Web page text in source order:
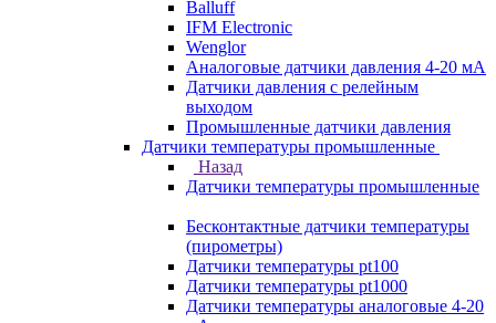
Balluff
IFM Electronic
Wenglor
Аналоговые датчики давления 4-20 мА
Датчики давления с релейным
выходом
Промышленные датчики давления
Датчики температуры промышленные
Назад
Датчики температуры промышленные
Бесконтактные датчики температуры
(пирометры)
Датчики температуры pt100
Датчики температуры pt1000
Датчики температуры аналоговые 4-20